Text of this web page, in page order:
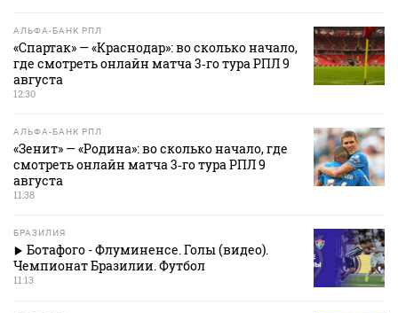
АЛЬФА-БАНК РПЛ
«Спартак» — «Краснодар»: во сколько начало,
где смотреть онлайн матча 3‑го тура РПЛ 9
августа
12:30
АЛЬФА-БАНК РПЛ
«Зенит» — «Родина»: во сколько начало, где
смотреть онлайн матча 3‑го тура РПЛ 9
августа
11:38
БРАЗИЛИЯ
Ботафого - Флуминенсе. Голы (видео).
Чемпионат Бразилии. Футбол
11:13